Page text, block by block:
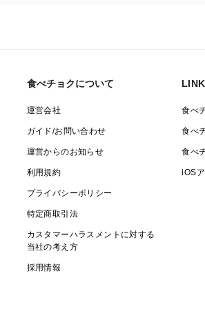
食べチョクについて
運営会社
ガイド/お問い合わせ
運営からのお知らせ
利用規約
プライバシーポリシー
特定商取引法
カスタマーハラスメントに対する
当社の考え方
採用情報
食べ
食べ
食べ
iOSア